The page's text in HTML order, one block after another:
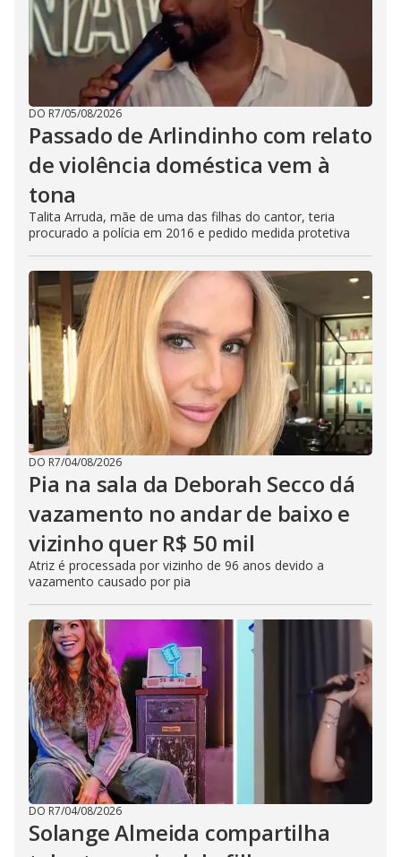
DO R7/05/08/2026
Passado de Arlindinho com relato
de violência doméstica vem à
tona
Talita Arruda, mãe de uma das filhas do cantor, teria
procurado a polícia em 2016 e pedido medida protetiva
DO R7/04/08/2026
Pia na sala da Deborah Secco dá
vazamento no andar de baixo e
vizinho quer R$ 50 mil
Atriz é processada por vizinho de 96 anos devido a
vazamento causado por pia
DO R7/04/08/2026
Solange Almeida compartilha